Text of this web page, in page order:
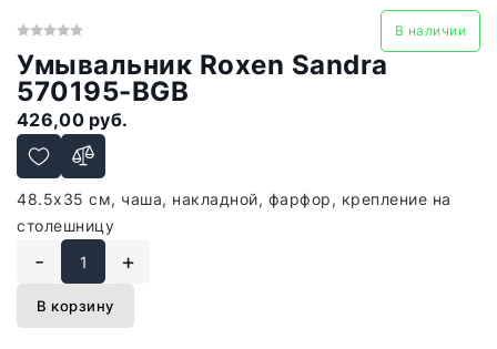
В наличии
Умывальник Roxen Sandra
570195-BGB
426,00 руб.
48.5x35 см, чаша, накладной, фарфор, крепление на
столешницу
- +
В корзину